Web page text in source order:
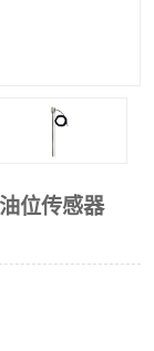
位传感器